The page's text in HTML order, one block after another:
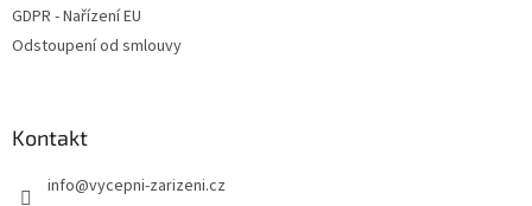
GDPR - Nařízení EU
Odstoupení od smlouvy
Kontakt
info@vycepni-zarizeni.cz